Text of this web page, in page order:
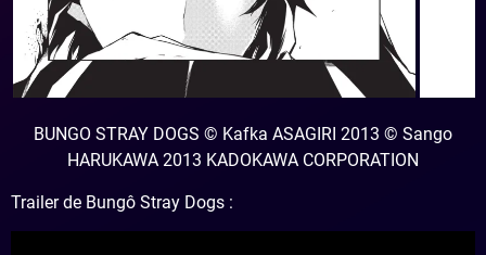
BUNGO STRAY DOGS © Kafka ASAGIRI 2013 © Sango
HARUKAWA 2013 KADOKAWA CORPORATION
Trailer de Bungô Stray Dogs :